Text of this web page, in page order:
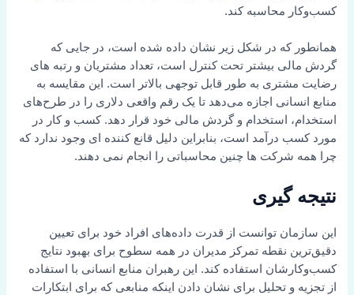
کسب‌وکار محاسبه کند.
همانطور که در شکل زیر نشان داده شده است، در جایی که
گردش مالی بیشتر تحت کنترل است، تعداد مشتریان و رتبه های
رضایت مشتری به طور قابل توجهی بالاتر است. این مقایسه به
منابع انسانی اجازه می‌دهد تا یک رقم واقعی دلاری را در طرح‌های
استخدام، استخدام و گردش مالی خود قرار دهد. کسب و کار در
مورد کسب درآمد است، بنابراین دلیل قانع کننده ای وجود ندارد که
چرا همه شرکت ها چنین محاسباتی را انجام نمی دهند.
نتیجه گیری
این سازمان توانست از قدرت داده‌های افراد خود برای تعیین
دقیق‌ترین نقطه تمرکز مدیران در همه سطوح برای بهبود نتایج
کسب‌وکارشان استفاده کند. این رهبران منابع انسانی با استفاده
از تجزیه و تحلیل برای نشان دادن اینکه منابعی که برای ابتکارات